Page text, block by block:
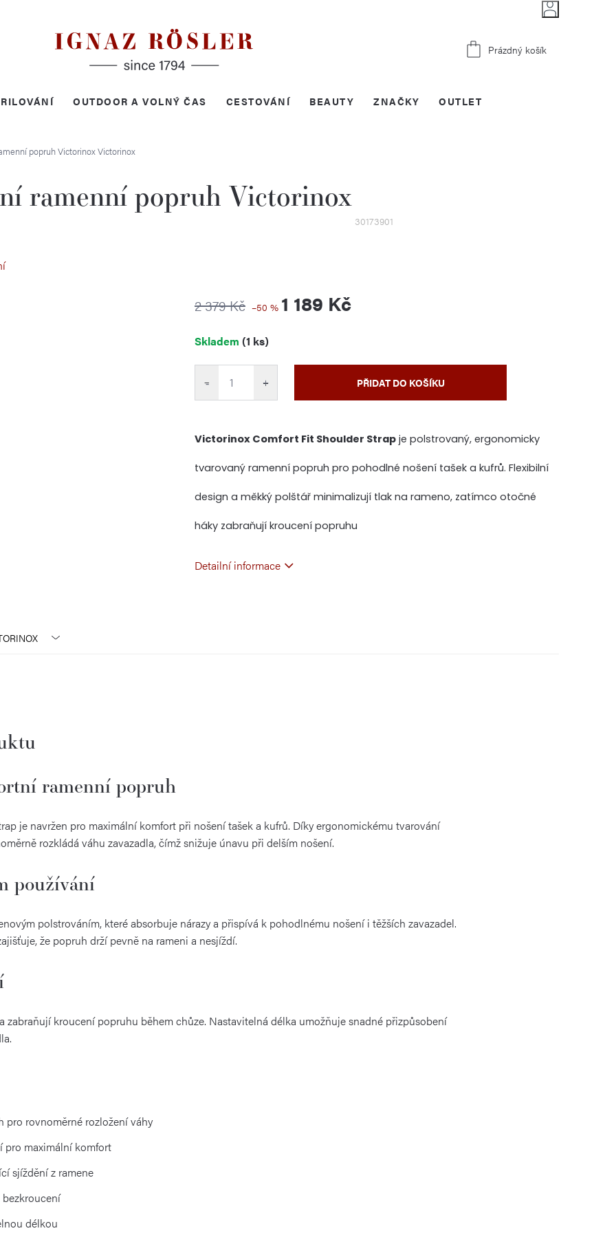
Nákupní
Prázdný košík
OUTDOOR A VOLNÝ ČAS CESTOVÁNÍ BEAUTY OUTLET
ZNAČKY
popruh VictorinoxVictorinox
ramenní popruh Victorinox
30173901
2 379 Kč –50 % 1 189 Kč
cena:
Skladem (1 ks)
+
− PŘIDAT DO KOŠÍKU
Victorinox Comfort Fit Shoulder Strap je polstrovaný, ergonomicky
tvarovaný ramenní popruh pro pohodlné nošení tašek a kufrů. Flexibilní
design a měkký polštář minimalizují tlak na rameno, zatímco otočné
háky zabraňují kroucení popruhu
Detailní informace
ramenní popruh
je navržen pro maximální komfort při nošení tašek a kufrů. Díky ergonomickému tvarování
rozkládá váhu zavazadla, čímž snižuje únavu při delším nošení.
používání
polstrováním, které absorbuje nárazy a přispívá k pohodlnému nošení i těžších zavazadel.
že popruh drží pevně na rameni a nesjíždí.
zabraňují kroucení popruhu během chůze. Nastavitelná délka umožňuje snadné přizpůsobení
pro rovnoměrné rozložení váhy
pro maximální komfort
sjíždění z ramene
délkou